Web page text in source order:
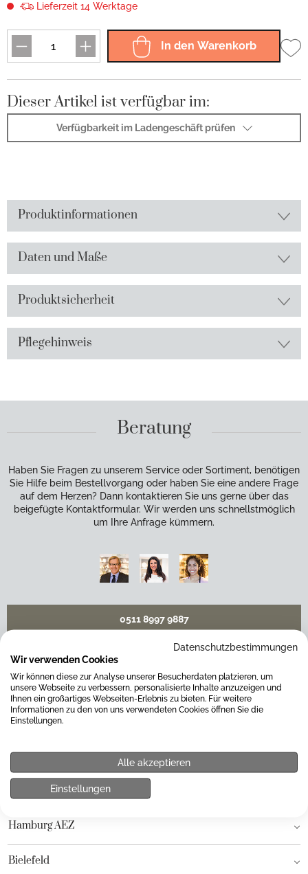
Lieferzeit 14 Werktage
In den Warenkorb
Dieser Artikel ist verfügbar im:
Verfügbarkeit im Ladengeschäft prüfen
Produktinformationen
Daten und Maße
Produktsicherheit
Pflegehinweis
Beratung
Haben Sie Fragen zu unserem Service oder Sortiment, benötigen
Sie Hilfe beim Bestellvorgang oder haben Sie eine andere Frage
auf dem Herzen? Dann kontaktieren Sie uns gerne über das
beigefügte Kontaktformular. Wir werden uns schnellstmöglich
um Ihre Anfrage kümmern.
0511 8997 9887
online-buero@weitz-porzellan.de
Unsere Häuser
Hannover
Hamburg am Neuen Wall
Hamburg AEZ
Bielefeld
Datenschutzbestimmungen
Wir verwenden Cookies
Wir können diese zur Analyse unserer Besucherdaten platzieren, um
unsere Webseite zu verbessern, personalisierte Inhalte anzuzeigen und
Ihnen ein großartiges Webseiten-Erlebnis zu bieten. Für weitere
Informationen zu den von uns verwendeten Cookies öffnen Sie die
Einstellungen.
Alle akzeptieren
Einstellungen